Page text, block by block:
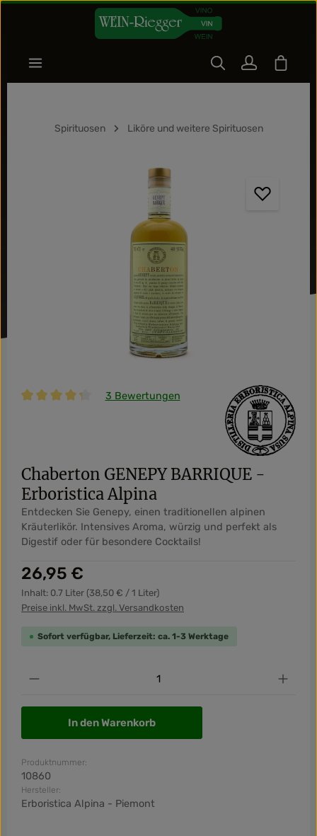
Zum Hauptinhalt springen
Spirituosen Liköre und weitere Spirituosen
Durchschnittliche Bewertung von 4.33 von 5 Sternen
3 Bewertungen
Chaberton GENEPY BARRIQUE -
Erboristica Alpina
Entdecken Sie Genepy, einen traditionellen alpinen
Kräuterlikör. Intensives Aroma, würzig und perfekt als
Digestif oder für besondere Cocktails!
Regulärer Preis:
26,95 €
Inhalt: 0.7 Liter (38,50 € / 1 Liter)
Preise inkl. MwSt. zzgl. Versandkosten
Sofort verfügbar, Lieferzeit: ca. 1-3 Werktage
Produkt Anzahl: Gib den gewünschten Wert
In den Warenkorb
Produktnummer:
10860
Hersteller:
Erboristica Alpina - Piemont